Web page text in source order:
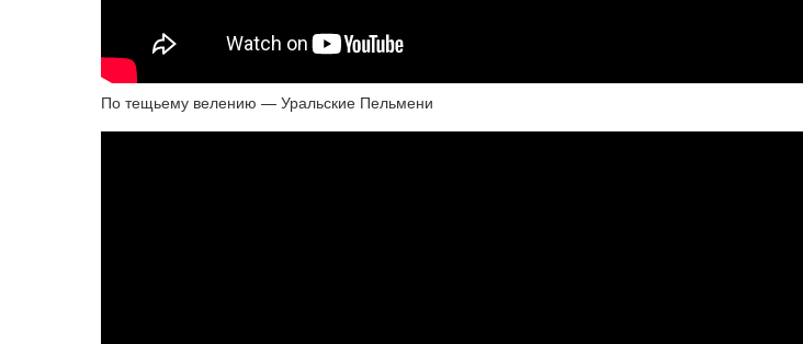
По тещьему велению — Уральские Пельмени